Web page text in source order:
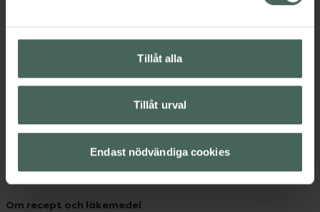
Tillåt alla
Tillåt urval
Endast nödvändiga cookies
Kundservice
Kontakta oss
Hitta apotek
Leverans, betalning och retur
Kundklubb
Köpvillkor
Om recept och läkemedel